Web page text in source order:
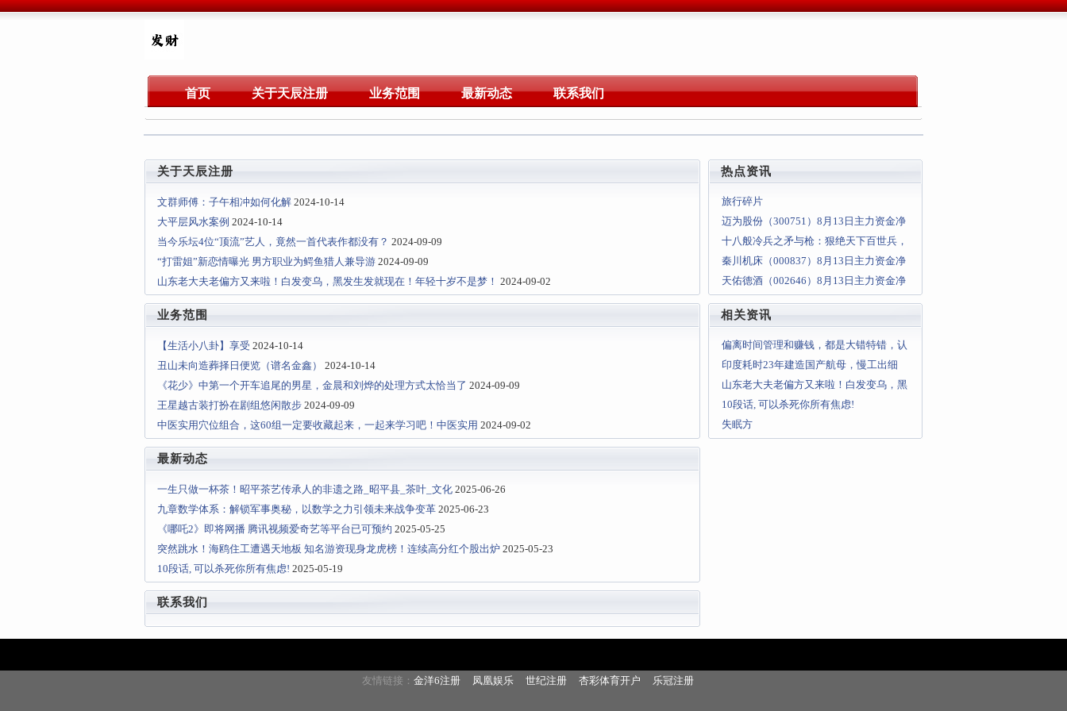
首页 关于天辰注册 业务范围 最新动态 联系我们
关于天辰注册
文群师傅：子午相冲如何化解 2024-10-14
大平层风水案例 2024-10-14
当今乐坛4位“顶流”艺人，竟然一首代表作都没有？ 2024-09-09
“打雷姐”新恋情曝光 男方职业为鳄鱼猎人兼导游 2024-09-09
山东老大夫老偏方又来啦！白发变乌，黑发生发就现在！年轻十岁不是梦！ 2024-09-02
业务范围
【生活小八卦】享受 2024-10-14
丑山未向造葬择日便览（谱名金鑫）
2024-10-14
《花少》中第一个开车追尾的男星，金晨和刘烨的处理方式太恰当了 2024-09-09
王星越古装打扮在剧组悠闲散步 2024-09-09
中医实用穴位组合，这60组一定要收藏起来，一起来学习吧！中医实用 2024-09-02
最新动态
一生只做一杯茶！昭平茶艺传承人的非遗之路_昭平县_茶叶_文化 2025-06-26
九章数学体系：解锁军事奥秘，以数学之力引领未来战争变革 2025-06-23
《哪吒2》即将网播 腾讯视频爱奇艺等平台已可预约 2025-05-25
突然跳水！海鸥住工遭遇天地板 知名游资现身龙虎榜！连续高分红个股出炉 2025-05-23
10段话, 可以杀死你所有焦虑! 2025-05-19
联系我们
热点资讯
旅行碎片
迈为股份（300751）8月13日主力资金净
卖出724.62万元
十八般冷兵之矛与枪：狠绝天下百世兵，
孤枪九连国境绝
秦川机床（000837）8月13日主力资金净
卖出400.30万元
天佑德酒（002646）8月13日主力资金净
卖出318.34万元
相关资讯
偏离时间管理和赚钱，都是大错特错，认
贼作父
印度耗时23年建造国产航母，慢工出细
活，国产航母战斗力有多猛？
山东老大夫老偏方又来啦！白发变乌，黑
发生发就现在！年轻十岁不是梦
10段话, 可以杀死你所有焦虑!
失眠方
友情链接： 金洋6注册 凤凰娱乐 世纪注册 杏彩体育开户 乐冠注册